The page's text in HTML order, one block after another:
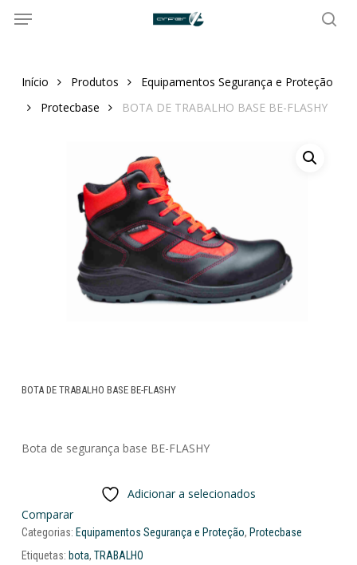
Menu
Início Produtos
Equipamentos Segurança e Proteção
Protecbase
BOTA DE TRABALHO BASE BE-FLASHY
BOTA DE TRABALHO BASE BE-FLASHY
Bota de segurança base BE-FLASHY
Adicionar a selecionados
Comparar
Categorias: Equipamentos Segurança e Proteção, Protecbase
Etiquetas: bota, TRABALHO